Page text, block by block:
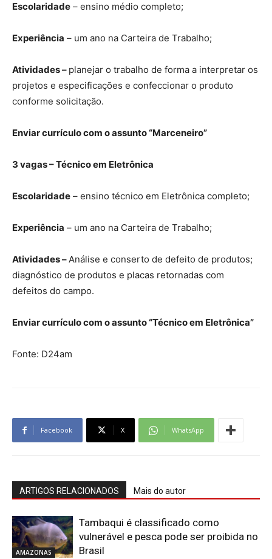
Escolaridade – ensino médio completo;
Experiência – um ano na Carteira de Trabalho;
Atividades – planejar o trabalho de forma a interpretar os
projetos e especificações e confeccionar o produto
conforme solicitação.
Enviar currículo com o assunto “Marceneiro”
3 vagas – Técnico em Eletrônica
Escolaridade – ensino técnico em Eletrônica completo;
Experiência – um ano na Carteira de Trabalho;
Atividades –Análise e conserto de defeito de produtos;
diagnóstico de produtos e placas retornadas com
defeitos do campo.
Enviar currículo com o assunto “Técnico em Eletrônica”
Fonte: D24am
Facebook X WhatsApp
ARTIGOS RELACIONADOS Mais do autor
AMAZONAS
Tambaqui é classificado como
vulnerável e pesca pode ser proibida no
Brasil